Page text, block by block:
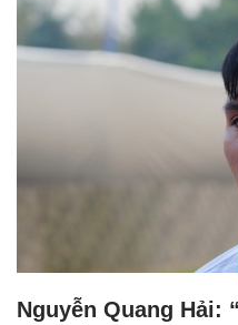
Nguyễn Quang Hải: